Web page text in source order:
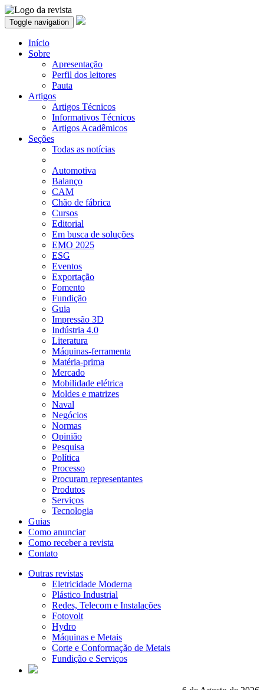
Toggle navigation
Início
Sobre
Apresentação
Perfil dos leitores
Pauta
Artigos
Artigos Técnicos
Informativos Técnicos
Artigos Acadêmicos
Seções
Todas as notícias
Automotiva
Balanço
CAM
Chão de fábrica
Cursos
Editorial
Em busca de soluções
EMO 2025
ESG
Eventos
Exportação
Fomento
Fundição
Guia
Impressão 3D
Indústria 4.0
Literatura
Máquinas-ferramenta
Matéria-prima
Mercado
Mobilidade elétrica
Moldes e matrizes
Naval
Negócios
Normas
Opinião
Pesquisa
Política
Processo
Procuram representantes
Produtos
Serviços
Tecnologia
Guias
Como anunciar
Como receber a revista
Contato
Outras revistas
Eletricidade Moderna
Plástico Industrial
Redes, Telecom e Instalações
Fotovolt
Hydro
Máquinas e Metais
Corte e Conformação de Metais
Fundição e Serviços